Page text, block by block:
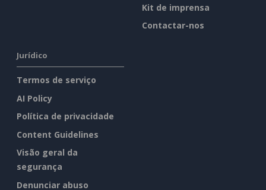
Kit de imprensa
Contactar-nos
Jurídico
Termos de serviço
AI Policy
Política de privacidade
Content Guidelines
Visão geral da
segurança
Denunciar abuso